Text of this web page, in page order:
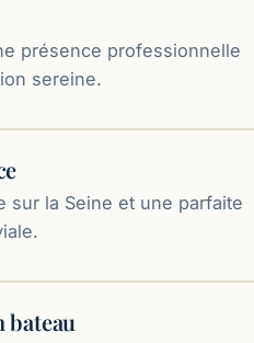
présence professionnelle
sereine.
sur la Seine et une parfaite
bateau